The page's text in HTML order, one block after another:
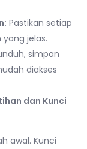
Pastikan setiap
jelas.
simpan
diakses
dan Kunci
awal. Kunci